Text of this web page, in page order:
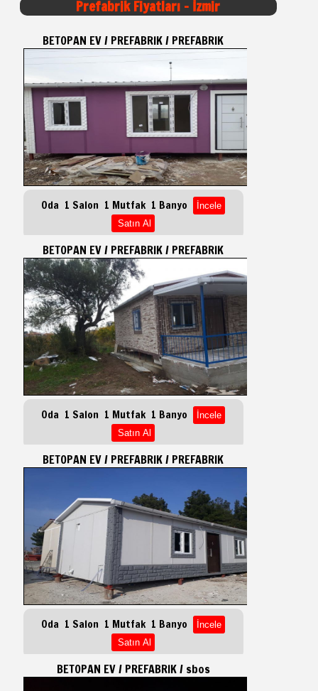
Prefabrik Fiyatları - İzmir
BETOPAN EV / PREFABRIK / PREFABRIK
Oda 1 Salon 1 Mutfak 1 Banyo
BETOPAN EV / PREFABRIK / PREFABRIK
Oda 1 Salon 1 Mutfak 1 Banyo
BETOPAN EV / PREFABRIK / PREFABRIK
Oda 1 Salon 1 Mutfak 1 Banyo
BETOPAN EV / PREFABRIK / sbos